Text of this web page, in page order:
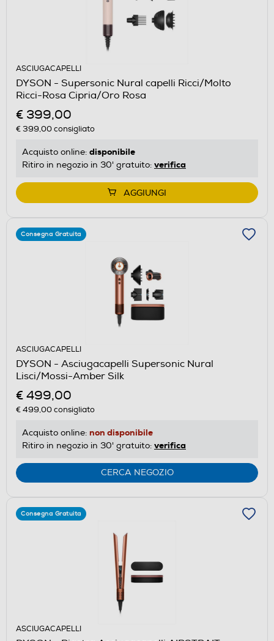
ASCIUGACAPELLI
DYSON - Supersonic Nural capelli Ricci/Molto
Ricci-Rosa Cipria/Oro Rosa
€ 399,00
€ 399,00consigliato
Acquisto online: disponibile
Ritiro in negozio in 30' gratuito: verifica
AGGIUNGI
Consegna Gratuita
ASCIUGACAPELLI
DYSON - Asciugacapelli Supersonic Nural
Lisci/Mossi-Amber Silk
€ 499,00
€ 499,00consigliato
Acquisto online: non disponibile
Ritiro in negozio in 30' gratuito: verifica
CERCA NEGOZIO
Consegna Gratuita
ASCIUGACAPELLI